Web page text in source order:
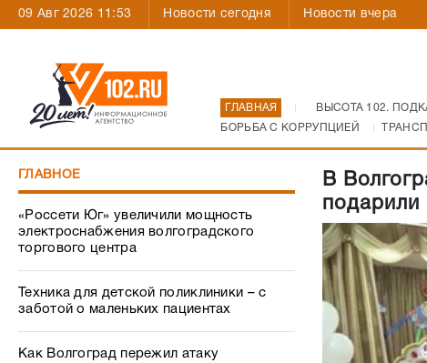
09 Авг 2026 11:53 Новости сегодня Новости вчера
ГЛАВНАЯ ВЫСОТА 102.
БОРЬБА С КОРРУПЦИЕЙ
ГЛАВНОЕ
«Россети Юг» увеличили мощность
электроснабжения волгоградского
торгового центра
Техника для детской поликлиники – с
заботой о маленьких пациентах
Как Волгоград пережил атаку
В
подарили